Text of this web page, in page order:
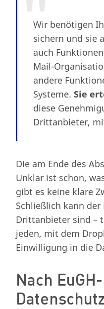
Wir benötigen
sichern und sie
auch
Mail-
andere
Systeme.Sie
diese
Drittanbieter,
Die am Ende des
Unklar ist schon,
gibt es keine klare
Schließlich kann
Drittanbieter sind –
jeden, mit dem
Einwilligung in die
Nach